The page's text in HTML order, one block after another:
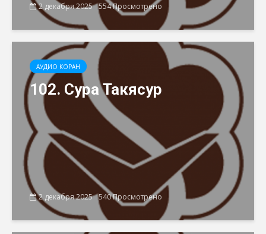
2 декабря 2025 554 Просмотрено
АУДИО КОРАН
102. Сура Такясур
2 декабря 2025 540 Просмотрено